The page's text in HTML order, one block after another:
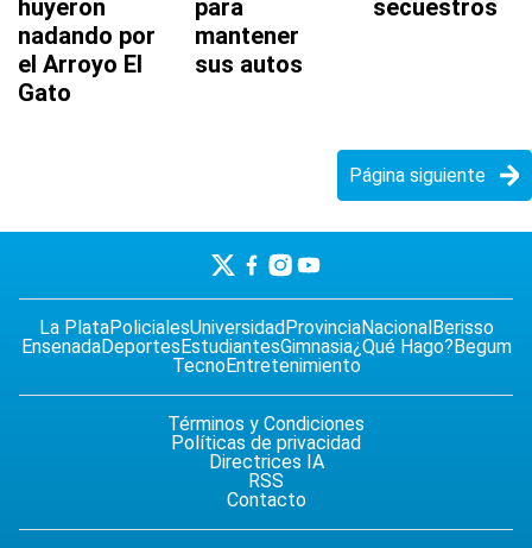
huyeron
nadando por
el Arroyo El
Gato
para
mantener
sus autos
secuestros
Página siguiente
La PlataPolicialesUniversidadProvinciaNacionalBerisso
EnsenadaDeportesEstudiantesGimnasia¿Qué Hago?Begum
TecnoEntretenimiento
Términos y Condiciones
Políticas de privacidad
Directrices IA
RSS
Contacto